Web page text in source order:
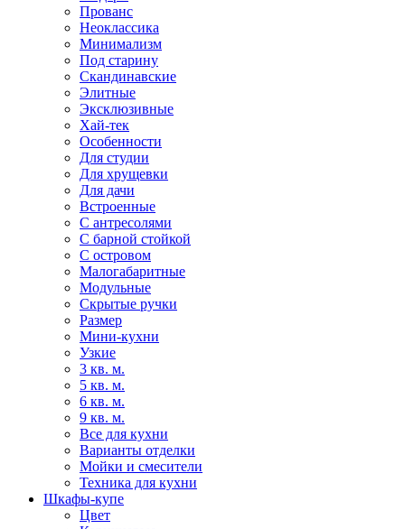
Прованс
Неоклассика
Минимализм
Под старину
Скандинавские
Элитные
Эксклюзивные
Хай-тек
Особенности
Для студии
Для хрущевки
Для дачи
Встроенные
С антресолями
С барной стойкой
С островом
Малогабаритные
Модульные
Скрытые ручки
Размер
Мини-кухни
Узкие
3 кв. м.
5 кв. м.
6 кв. м.
9 кв. м.
Все для кухни
Варианты отделки
Мойки и смесители
Техника для кухни
Шкафы-купе
Цвет